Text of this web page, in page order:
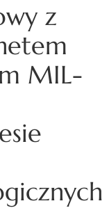
z
MIL-